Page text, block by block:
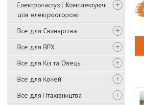
Електропастух | Комплектуючі
для електроогорожі
Все для Свинарства
Все для ВРХ
Все для Кіз та Овець
Все для Коней
Все для Птахівництва